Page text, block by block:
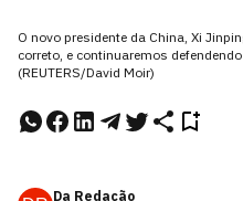
O novo presidente da China, Xi
correto, e continuaremos
(REUTERS/David Moir)
Da Redação